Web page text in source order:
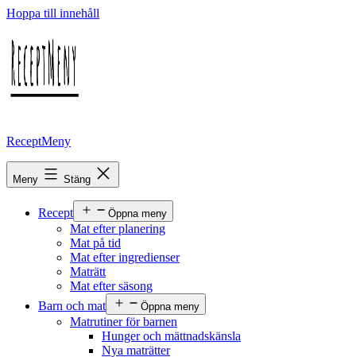
Hoppa till innehåll
ReceptMeny
Meny Stäng
Recept Öppna meny
Mat efter planering
Mat på tid
Mat efter ingredienser
Maträtt
Mat efter säsong
Barn och mat
Öppna meny
Matrutiner för barnen
Hunger och mättnadskänsla
Nya maträtter